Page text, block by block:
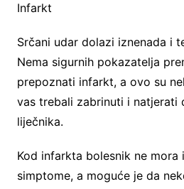
Infarkt
Srčani udar dolazi iznenada i
Nema sigurnih pokazatelja
prepoznati infarkt, a ovo su
vas trebali zabrinuti i natjerati
liječnika.
Kod infarkta bolesnik ne mora
simptome, a moguće je da